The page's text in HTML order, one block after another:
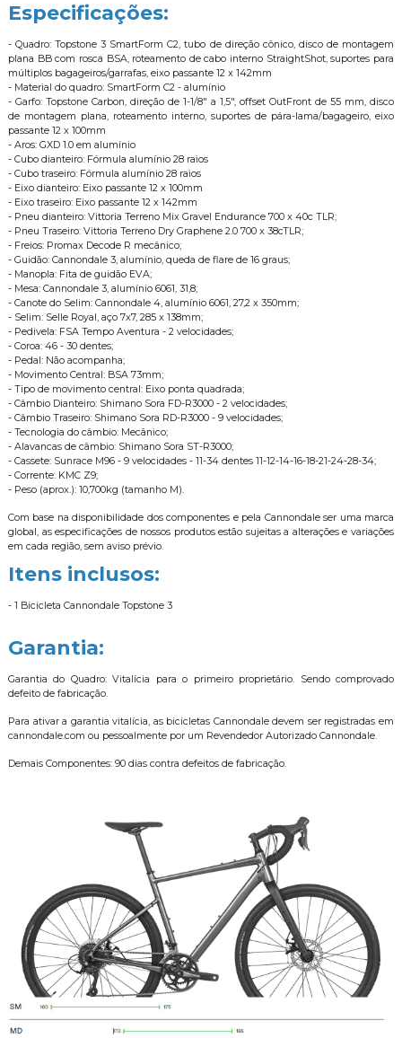
Especificações:
- Quadro: Topstone 3 SmartForm C2, tubo de direção cônico, disco de montagem
plana BB com rosca BSA, roteamento de cabo interno StraightShot, suportes para
múltiplos bagageiros/garrafas, eixo passante 12 x 142mm
- Material do quadro: SmartForm C2 - alumínio
- Garfo: Topstone Carbon, direção de 1-1/8" a 1,5", offset OutFront de 55 mm, disco
de montagem plana, roteamento interno, suportes de pára-lama/bagageiro, eixo
passante 12 x 100mm
- Aros: GXD 1.0 em alumínio
- Cubo dianteiro: Fórmula alumínio 28 raios
- Cubo traseiro: Fórmula alumínio 28 raios
- Eixo dianteiro: Eixo passante 12 x 100mm
- Eixo traseiro: Eixo passante 12 x 142mm
- Pneu dianteiro: Vittoria Terreno Mix Gravel Endurance 700 x 40c TLR;
- Pneu Traseiro: Vittoria Terreno Dry Graphene 2.0 700 x 38cTLR;
- Freios: Promax Decode R mecânico;
- Guidão: Cannondale 3, alumínio, queda de flare de 16 graus;
- Manopla: Fita de guidão EVA;
- Mesa: Cannondale 3, alumínio 6061, 31,8;
- Canote do Selim: Cannondale 4, alumínio 6061, 27,2 x 350mm;
- Selim: Selle Royal, aço 7x7, 285 x 138mm;
- Pedivela: FSA Tempo Aventura - 2 velocidades;
- Coroa: 46 - 30 dentes;
- Pedal: Não acompanha;
- Movimento Central: BSA 73mm;
- Tipo de movimento central: Eixo ponta quadrada;
- Câmbio Dianteiro: Shimano Sora FD-R3000 - 2 velocidades;
- Câmbio Traseiro: Shimano Sora RD-R3000 - 9 velocidades;
- Tecnologia do câmbio: Mecânico;
- Alavancas de câmbio: Shimano Sora ST-R3000;
- Cassete: Sunrace M96 - 9 velocidades - 11-34 dentes 11-12-14-16-18-21-24-28-34;
- Corrente: KMC Z9;
- Peso (aprox.): 10,700kg (tamanho M).
Com base na disponibilidade dos componentes e pela Cannondale ser uma marca
global, as especificações de nossos produtos estão sujeitas a alterações e variações
em cada região, sem aviso prévio.
Itens inclusos:
- 1 Bicicleta Cannondale Topstone 3
Garantia:
Garantia do Quadro: Vitalícia para o primeiro proprietário. Sendo comprovado
defeito de fabricação.
Para ativar a garantia vitalícia, as bicicletas Cannondale devem ser registradas em
cannondale.com ou pessoalmente por um Revendedor Autorizado Cannondale.
Demais Componentes: 90 dias contra defeitos de fabricação.